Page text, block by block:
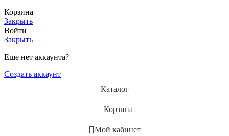
Корзина
Закрыть
Войти
Закрыть
Еще нет аккаунта?
Создать аккаунт
Каталог
Корзина
Мой кабинет